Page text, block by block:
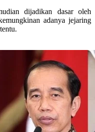
dijadikan dasar oleh
adanya jejaring